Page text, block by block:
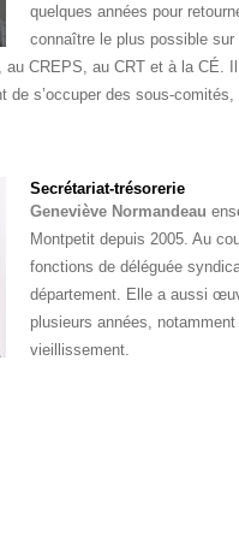
quelques années pour
connaître le plus possible
CREPS, au CRT et à la CÉ.
de s’occuper des sous-
Secrétariat-trésorerie
Geneviève Normandeau
Montpetit depuis 2005. Au
fonctions de déléguée
département. Elle a aussi
plusieurs années,
vieillissement.